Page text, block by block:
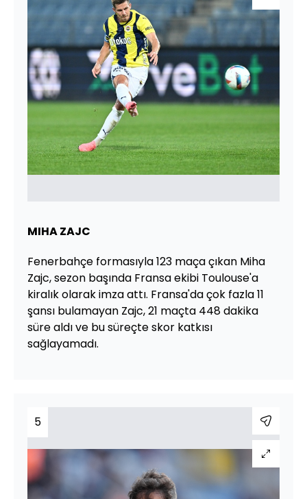
MIHA ZAJC
Fenerbahçe formasıyla 123 maça çıkan Miha
Zajc, sezon başında Fransa ekibi Toulouse'a
kiralık olarak imza attı. Fransa'da çok fazla 11
şansı bulamayan Zajc, 21 maçta 448 dakika
süre aldı ve bu süreçte skor katkısı
sağlayamadı.
5